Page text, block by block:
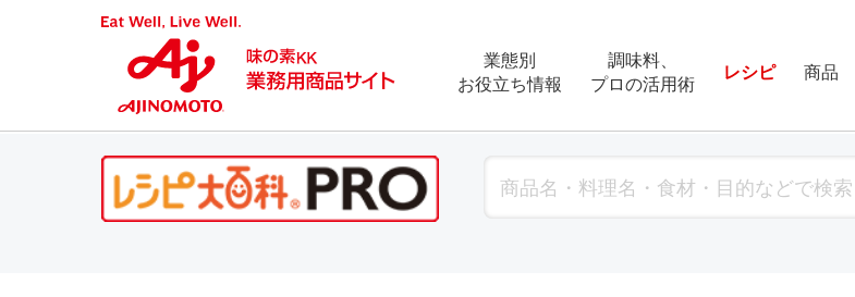
業態別
お役立ち情報
調味料、
プロの活用術
レシピ 商品